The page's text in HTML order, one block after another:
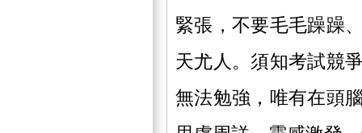
緊張，不要毛毛躁躁
天尤人。須知考試競
無法勉強，唯有在頭